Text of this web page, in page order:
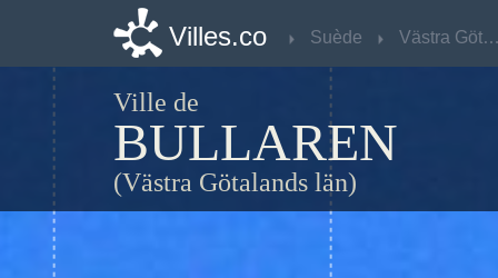
Villes.co Suède Västra Götalands län
Ville de
BULLAREN
(Västra Götalands län)
Villes.co Suède Västra Götalands län